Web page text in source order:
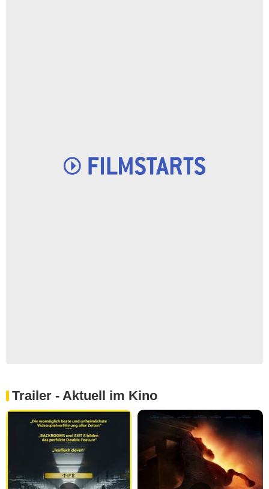
Trailer - Aktuell im Kino